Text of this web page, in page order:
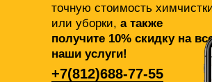
точную стоимость
или уборки, а также
получите 10% скидку на
наши услуги!
+7(812)688-77-55